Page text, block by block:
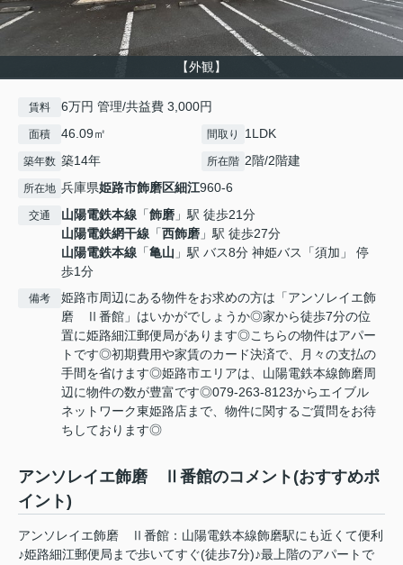
【外観】
賃料 6万円 管理/共益費 3,000円
面積 46.09㎡ 間取り 1LDK
築年数 築14年 所在階 2階/2階建
所在地 兵庫県姫路市飾磨区細江960-6
交通 山陽電鉄本線 「飾磨 」駅 徒歩21分
山陽電鉄網干線 「西飾磨 」駅 徒歩27分
山陽電鉄本線 「亀山 」駅 バス8分 神姫バス「須加」 停
歩1分
備考
姫路市周辺にある物件をお求めの方は「アンソレイエ飾
磨 Ⅱ番館」はいかがでしょうか◎家から徒歩7分の位
置に姫路細江郵便局があります◎こちらの物件はアパー
トです◎初期費用や家賃のカード決済で、月々の支払の
手間を省けます◎姫路市エリアは、山陽電鉄本線飾磨周
辺に物件の数が豊富です◎079-263-8123からエイブル
ネットワーク東姫路店まで、物件に関するご質問をお待
ちしております◎
アンソレイエ飾磨 Ⅱ番館のコメント(おすすめポ
イント)
アンソレイエ飾磨 Ⅱ番館：山陽電鉄本線飾磨駅にも近くて便利
♪姫路細江郵便局まで歩いてすぐ(徒歩7分)♪最上階のアパートで